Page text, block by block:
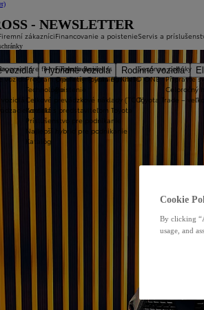
vozidlá Hybridné vozidlá Rodinné vozidlá
vozidla
vozidlá
zákazníci
pre firmy Toyota Business
Program pre firmy Toyota Business
Technológie
Celkové prevádzkové náklady (TCO)
Kontakt s predstaviteľom Toyota
Príslušenstvo pre podnikanie
Najlepší hybrid pre podnikanie
Katalóg
Financovanie a poistenie
Financovanie
Operatívny leasing KINTO ONE
Poistenie
Servis a
Sezónne ponuky
Připravte
Celoročný
Toyota Trade –
- NEWSLETTER
Cookie
By clicking
usage, and